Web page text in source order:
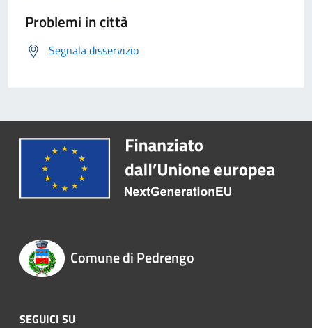
Problemi in città
Segnala disservizio
Comune di Pedrengo
SEGUICI SU